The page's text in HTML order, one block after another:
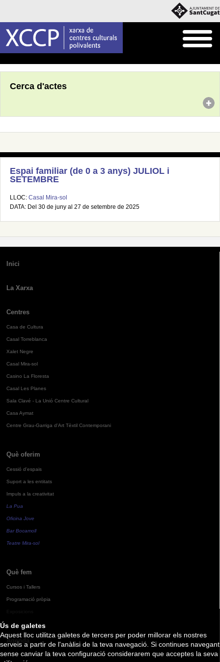
Ús de galetes
Aquest lloc utilitza galetes de tercers per poder millorar els nostres
serveis a partir de l'anàlisi de la teva navegació. Si continues navegant
sense canviar la teva configuració considerarem que acceptes la seva
Cerca d'actes
Espai familiar (de 0 a 3 anys) JULIOL i
SETEMBRE
LLOC: Casal Mira-sol
DATA: Del 30 de juny al 27 de setembre de 2025
Inici
La Xarxa
Centres
Casa de Cultura
Casal Torreblanca
Xalet Negre
Casal Mira-sol
Casino La Floresta
Casal Les Planes
Sala Clavé - La Unió Centre Cultural
Casa Aymat
Centre Grau-Garriga d'Art Tèxtil Contemporani
Què oferim
Cessió d'espais
Suport a les entitats
Impuls a la creativitat
La Pua
Oficina Jove
Bar Bocamoll
Teatre Mira-sol
Què fem
Cursos i Tallers
Programació pròpia
Agenda